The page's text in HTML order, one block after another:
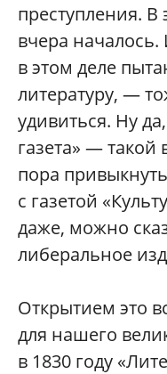
преступления. В
вчера началось.
в этом деле
литературу, —
удивиться. Ну
газета» — такой
пора
с газетой
даже, можно
либеральное
Открытием это
для нашего
в 1830 году